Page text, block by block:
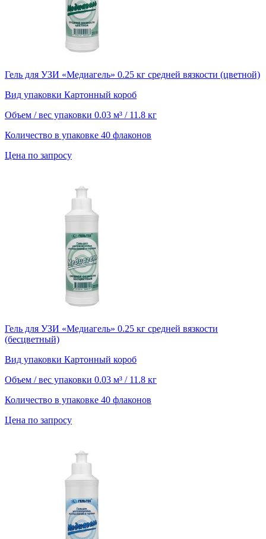
Гель для УЗИ «Медиагель» 0.25 кг средней вязкости (цветной)
Вид упаковки Картонный короб
Объем / вес упаковки 0.03 м³ / 11.8 кг
Количество в упаковке 40 флаконов
Цена по запросу
Гель для УЗИ «Медиагель» 0.25 кг средней вязкости
(бесцветный)
Вид упаковки Картонный короб
Объем / вес упаковки 0.03 м³ / 11.8 кг
Количество в упаковке 40 флаконов
Цена по запросу